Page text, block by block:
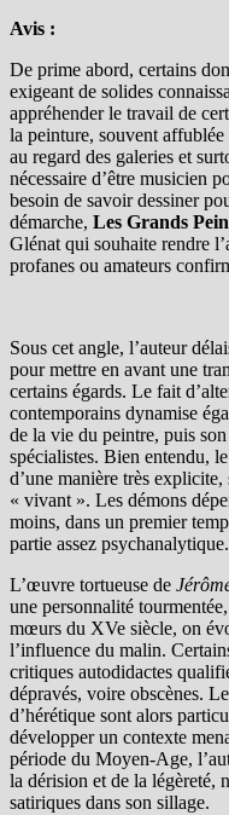
Avis :
De prime abord, certains
exigeant de solides
appréhender le travail de
la peinture, souvent affublée
au regard des galeries et
nécessaire d’être musicien
besoin de savoir dessiner
démarche, Les Grands
Glénat qui souhaite rendre
profanes ou amateurs
Sous cet angle, l’auteur
pour mettre en avant une
certains égards. Le fait
contemporains dynamise
de la vie du peintre, puis
spécialistes. Bien entendu,
d’une manière très
« vivant ». Les démons
moins, dans un premier
partie assez psychanalytique.
L’œuvre tortueuse de
une personnalité
mœurs du XVe siècle, on
l’influence du malin.
critiques autodidactes
dépravés, voire obscènes.
d’hérétique sont alors
développer un contexte
période du Moyen-Age,
la dérision et de la légèreté,
satiriques dans son sillage.